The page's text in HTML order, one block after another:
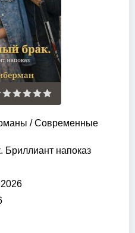
/Современные
Бриллиант напоказ